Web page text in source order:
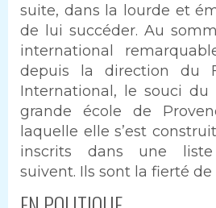
suite, dans la lourde et
de lui succéder. Au
international
depuis la direction du
International, le souci
grande école de
laquelle elle s’est
inscrits dans une liste
suivent. Ils sont la fierté de